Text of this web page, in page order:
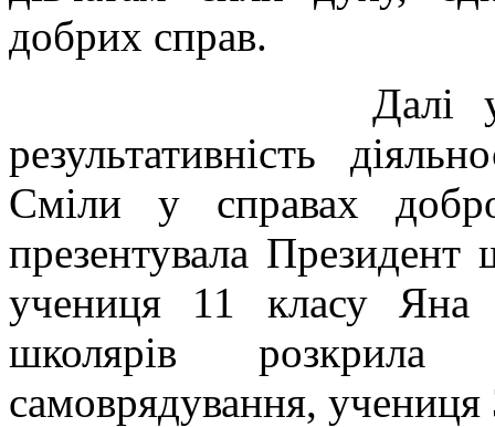
добрих справ.
Далі учасники
результативність
Сміли у справах
презентувала Президент
учениця 11 класу Яна
школярів розкрила
самоврядування,